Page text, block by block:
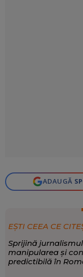
ADAUGĂ
EȘTI CEEA CE
Sprijină
manipularea și
predictibilă în